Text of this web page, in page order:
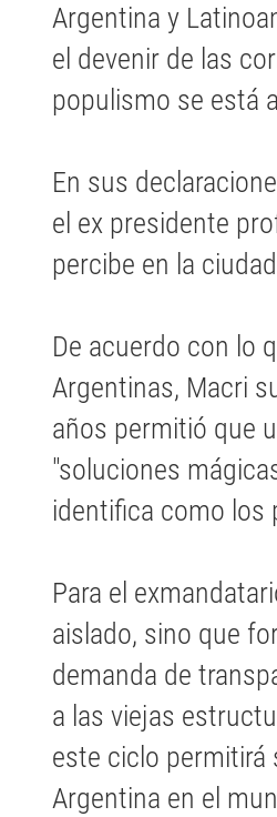
Argentina y
el devenir de las
populismo se está
En sus
el ex presidente
percibe en la
De acuerdo con lo
Argentinas, Macri
años permitió que
"soluciones
identifica como los
Para el
aislado, sino que
demanda de
a las viejas
este ciclo permitirá
Argentina en el